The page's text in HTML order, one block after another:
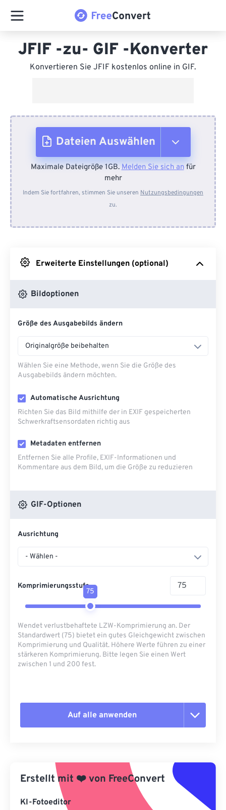
JFIF -zu- GIF -Konverter
Konvertieren Sie JFIF kostenlos online in GIF.
Dateien Auswählen
Vom Gerät
Von Dropbox
Maximale Dateigröße 1GB.Melden Sie sich anfür
mehr
Indem Sie fortfahren, stimmen Sie unseren Nutzungsbedingungen
zu.
Erweiterte Einstellungen (optional)
Bildoptionen
Größe des Ausgabebilds ändern
Originalgröße beibehalten
Wählen Sie eine Methode, wenn Sie die Größe des
Ausgabebilds ändern möchten.
Automatische Ausrichtung
Richten Sie das Bild mithilfe der in EXIF ​​gespeicherten
Schwerkraftsensordaten richtig aus
Metadaten entfernen
Entfernen Sie alle Profile, EXIF-Informationen und
Kommentare aus dem Bild, um die Größe zu reduzieren
GIF-Optionen
Ausrichtung
- Wählen -
Komprimierungsstufe
75
Wendet verlustbehaftete LZW-Komprimierung an. Der
Standardwert (75) bietet ein gutes Gleichgewicht zwischen
Komprimierung und Qualität. Höhere Werte führen zu einer
stärkeren Komprimierung. Bitte legen Sie einen Wert
zwischen 1 und 200 fest.
Auf alle anwenden
Aus Vorgabe anwenden
Als Vorgabe speichern
Erstellt mit ❤️von FreeConvert
KI-Fotoeditor